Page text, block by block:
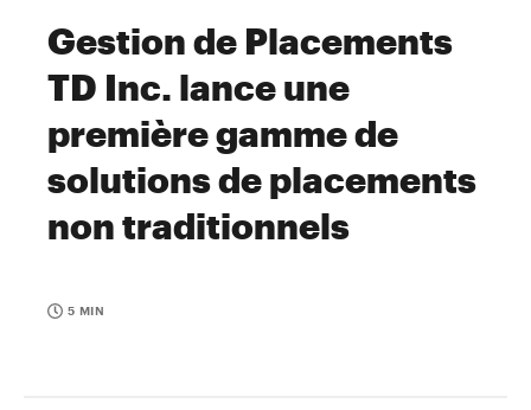
Gestion de Placements
TD Inc. lance une
première gamme de
solutions de placements
non traditionnels
5 MIN